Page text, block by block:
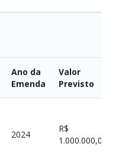
Ano da
Emenda
Valor
Previsto
2024
R$
1.000.000,00